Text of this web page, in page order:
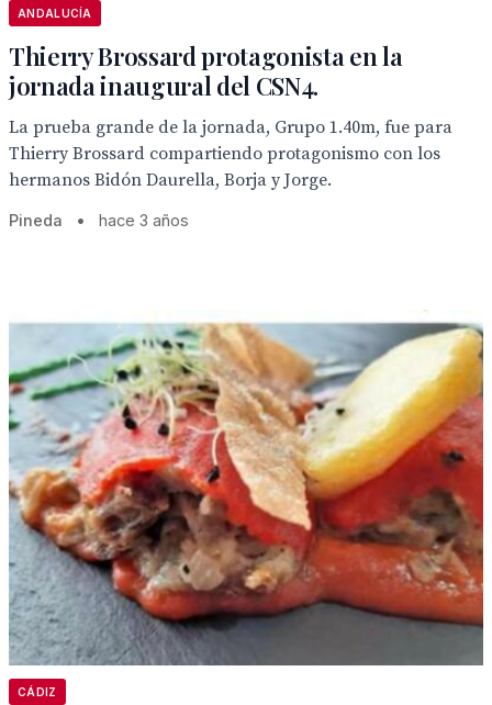
ANDALUCÍA
Thierry Brossard protagonista en la
jornada inaugural del CSN4.
La prueba grande de la jornada, Grupo 1.40m, fue para
Thierry Brossard compartiendo protagonismo con los
hermanos Bidón Daurella, Borja y Jorge.
Pineda • hace 3 años
CÁDIZ